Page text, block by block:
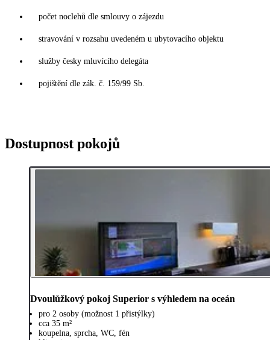
počet noclehů dle smlouvy o zájezdu
stravování v rozsahu uvedeném u ubytovacího objektu
služby česky mluvícího delegáta
pojištění dle zák. č. 159/99 Sb.
Dostupnost pokojů
Dvoulůžkový pokoj Superior s výhledem na oceán
pro 2 osoby (možnost 1 přistýlky)
cca 35 m²
koupelna, sprcha, WC, fén